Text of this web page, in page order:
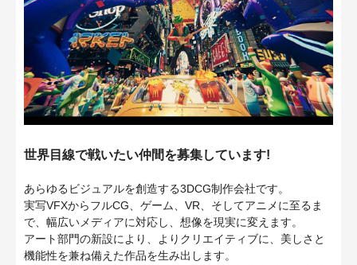
世界目線で戦いたい仲間を募集しています!
あらゆるビジュアルを創造する3DCG制作会社です。
実写VFXからフルCG、ゲーム、VR、そしてアニメに至るま
で、幅広いメディアに対応し、想像を現実に変えます。
アート部門の新設により、よりクリエイティブに、美しさと
機能性を兼ね備えた作品を生み出します。